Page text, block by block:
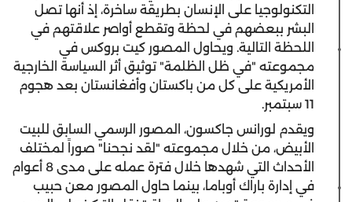
التكنولوجيا على الإنسان بطريقة ساخرة، إذ أنها تصل
البشر ببعضهم في لحظة وتقطع أواصر علاقتهم في
اللحظة التالية. ويحاول المصور كيت بروكس في
مجموعته "في ظل الظلمة" توثيق أثر السياسة الخارجية
الأمريكية على كل من باكستان وأفغانستان بعد هجوم
11 سبتمبر.
ويقدم لورانس جاكسون، المصور الرسمي السابق للبيت
الأبيض، من خلال مجموعته "لقد نجحنا" صوراً لمختلف
الأحداث التي شهدها خلال فترة عمله على مدى 8 أعوام
في إدارة باراك أوباما، بينما حاول المصور معن حبيب